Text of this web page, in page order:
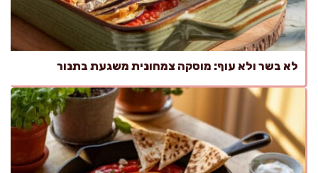
לא בשר ולא עוף: מוסקה צמחונית משגעת בתנור